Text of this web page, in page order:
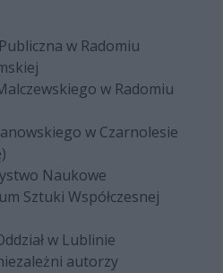
w Radomiu
w Radomiu
w Czarnolesie
Naukowe
Sztuki Współczesnej
w Lublinie
autorzy